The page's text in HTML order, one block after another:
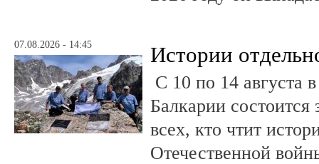
07.08.2026 - 14:45 Истории
С 10 по 14 августа
Балкарии состоится
всех, кто чтит
Отечественной